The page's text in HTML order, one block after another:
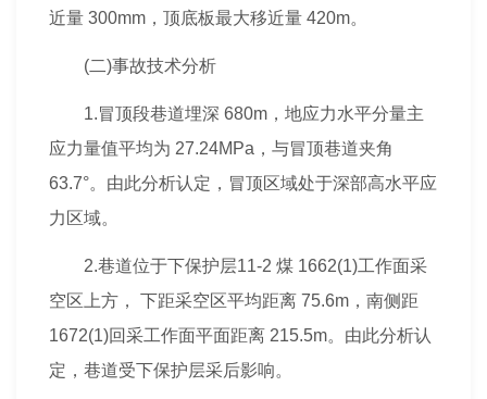
近量 300mm，顶底板最大移近量 420m。
(二)事故技术分析
1.冒顶段巷道埋深 680m，地应力水平分量主
应力量值平均为 27.24MPa，与冒顶巷道夹角
63.7°。由此分析认定，冒顶区域处于深部高水平应
力区域。
2.巷道位于下保护层11-2 煤 1662(1)工作面采
空区上方， 下距采空区平均距离 75.6m，南侧距
1672(1)回采工作面平面距离 215.5m。由此分析认
定，巷道受下保护层采后影响。